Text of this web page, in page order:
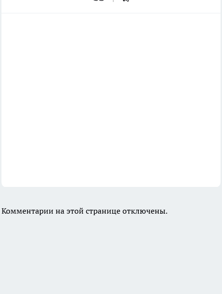
Комментарии на этой странице отключены.